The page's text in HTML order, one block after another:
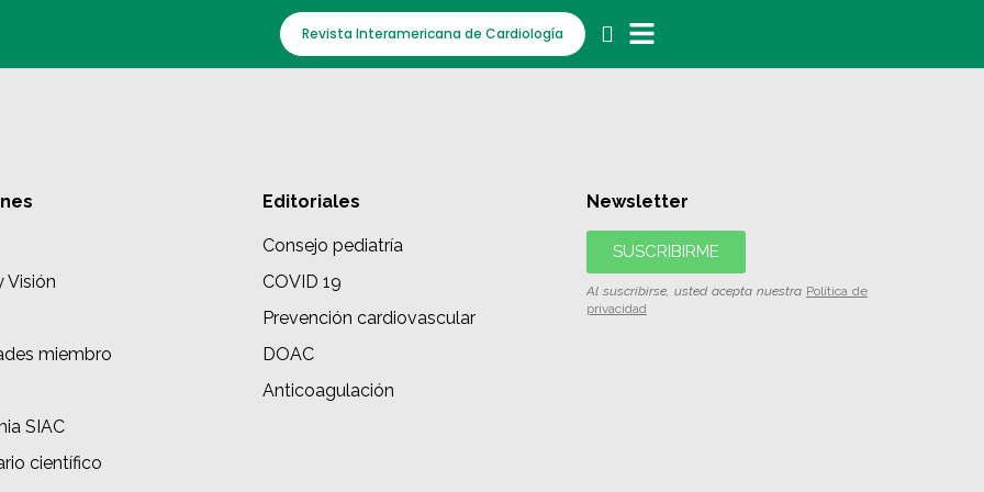
Revista Interamericana de Cardiología
Visión
miembro
SIAC
científico
Editoriales
Consejo pediatría
COVID 19
Prevención cardiovascular
DOAC
Anticoagulación
Newsletter
SUSCRIBIRME
Al suscribirse, usted acepta nuestra Política de
privacidad